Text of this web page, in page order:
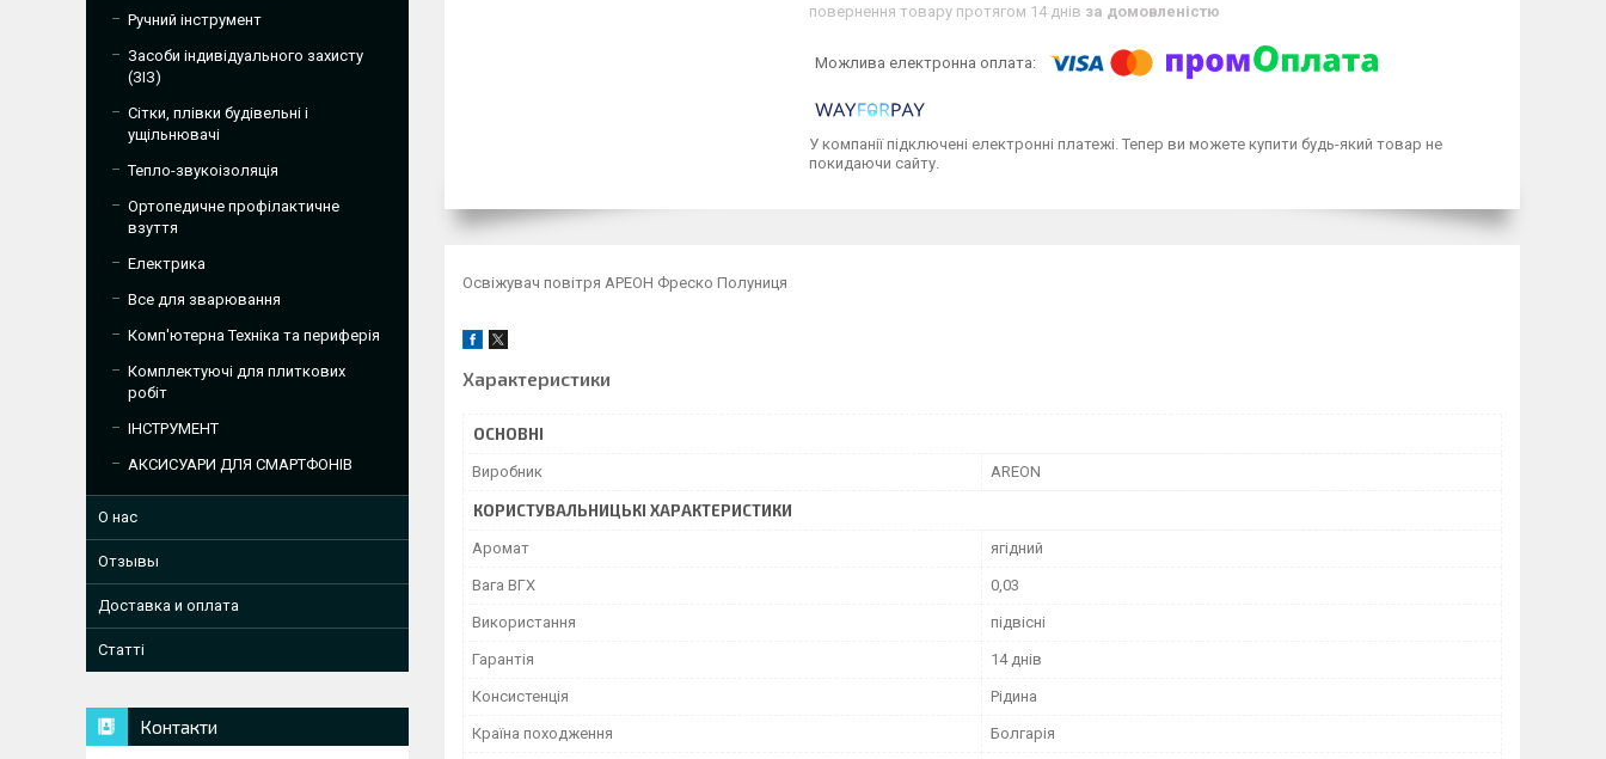
повернення товару протягом 14 днів за домовленістю
У компанії підключені електронні платежі. Тепер ви можете купити будь-який товар не
покидаючи сайту.
Освіжувач повітря АРЕОН Фреско Полуниця
Характеристики
ОСНОВНІ
Виробник AREON
КОРИСТУВАЛЬНИЦЬКІ ХАРАКТЕРИСТИКИ
Аромат ягідний
Вага ВГХ 0,03
Використання підвісні
Гарантія 14 днів
Консистенція Рідина
Країна походження Болгарія
Ручний інструмент
Засоби індивідуального захисту
(ЗІЗ)
Сітки, плівки будівельні і
ущільнювачі
Тепло-звукоізоляція
Ортопедичне профілактичне
взуття
Електрика
Все для зварювання
Комп'ютерна Техніка та периферія
Комплектуючі для плиткових
робіт
ІНСТРУМЕНТ
АКСИСУАРИ ДЛЯ СМАРТФОНІВ
О нас
Отзывы
Доставка и оплата
Статті
Контакти